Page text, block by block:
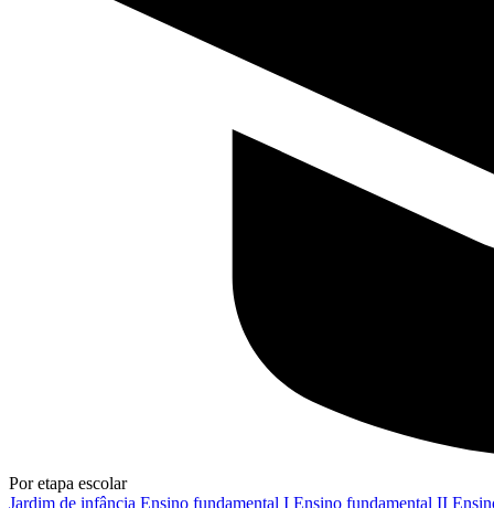
Por etapa escolar
Jardim de infância Ensino fundamental I Ensino fundamental II